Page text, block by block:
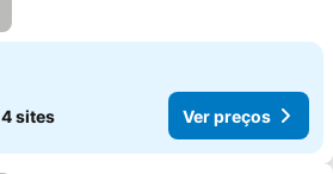
4 sites Ver preços